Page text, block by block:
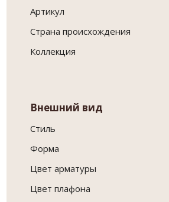
Артикул
Страна происхождения
Коллекция
Внешний вид
Стиль
Форма
Цвет арматуры
Цвет плафона